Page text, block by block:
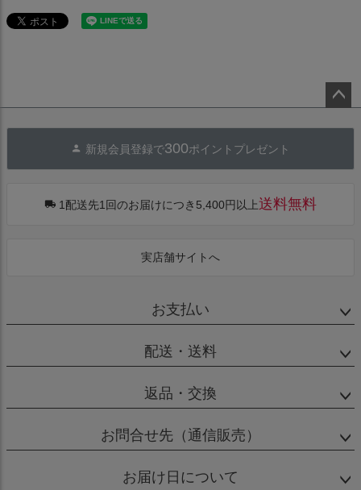
へ
新規会員登録で300ポイントプレゼント
1配送先1回のお届けにつき5,400円以上送料無料
実店舗サイトへ
お支払い
配送・送料
返品・交換
お問合せ先（通信販売）
お届け日について